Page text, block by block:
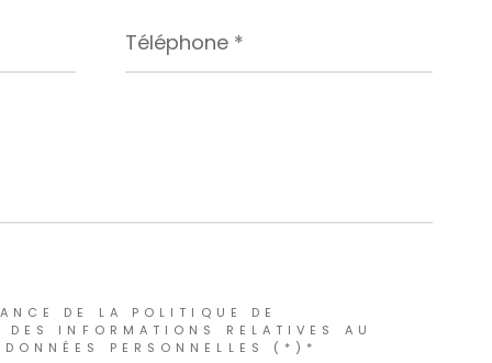
*
DE LA POLITIQUE DE
INFORMATIONS RELATIVES AU
PERSONNELLES (*)*